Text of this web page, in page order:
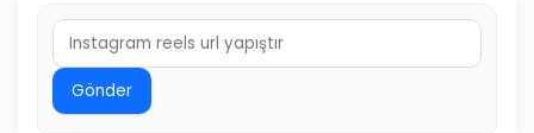
Gönder